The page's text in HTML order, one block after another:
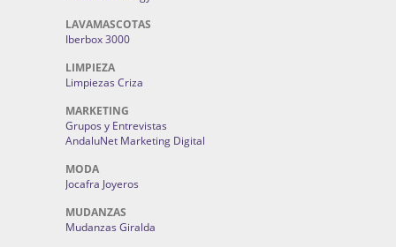
LAVAMASCOTAS
Iberbox 3000
LIMPIEZA
Limpiezas Criza
MARKETING
Grupos y Entrevistas
AndaluNet Marketing Digital
MODA
Jocafra Joyeros
MUDANZAS
Mudanzas Giralda